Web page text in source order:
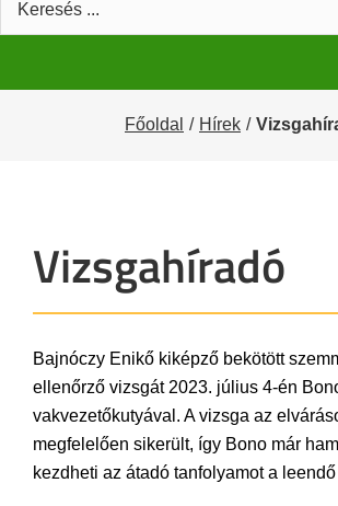
Főoldal Hírek
Vizsgahíradó
Bajnóczy Enikő kiképző bekötött
ellenőrző vizsgát 2023. július 4-én
vakvezetőkutyával. A vizsga az
megfelelően sikerült, így Bono már
kezdheti az átadó tanfolyamot a